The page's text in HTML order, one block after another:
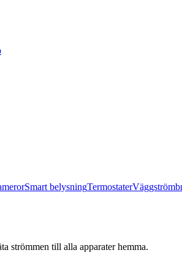
Smart belysningTermostater
strömmen till alla apparater hemma.